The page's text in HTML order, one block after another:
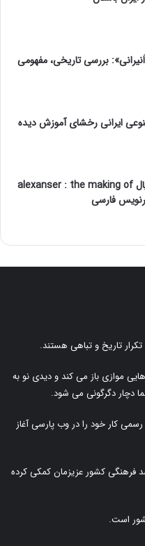
بررسی تاریخی، مفهومی
ایرانی رخشای آموزش دیده
نقد و بررسی سریال alexanser : the making of
تاریخ و تباهی هستند.
موازی باز می کند و دیدی نو به
دچار دگرگونی می شود.
کار خود را در وب پارسی آغاز
فرهنگی کشور عزیزمان کمکی کرده
است.